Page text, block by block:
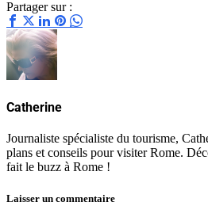
Partager sur :
Catherine
Journaliste spécialiste du tourisme,
plans et conseils pour visiter Rome.
fait le buzz à Rome !
Laisser un commentaire